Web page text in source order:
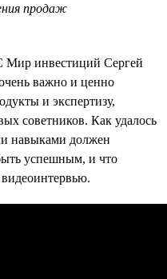
продаж
Мир инвестиций Сергей
важно и ценно
и экспертизу,
советников. Как удалось
навыками должен
успешным, и что